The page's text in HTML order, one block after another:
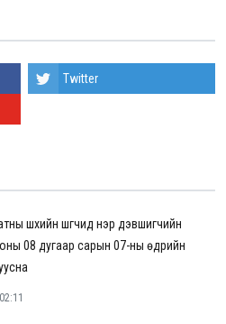
Twitter
шүүхийн шүүгчид нэр дэвшигчийн
оны 08 дугаар сарын 07-ны өдрийн